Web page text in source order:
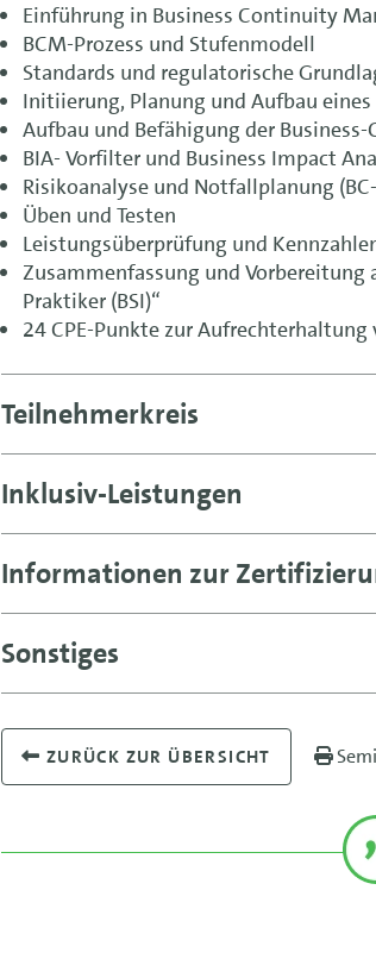
Einführung in Business Continuity
BCM-Prozess und Stufenmodell
Standards und regulatorische
Initiierung, Planung und Aufbau
Aufbau und Befähigung der
BIA- Vorfilter und Business Impact
Risikoanalyse und Notfallplanung
Üben und Testen
Leistungsüberprüfung und
Zusammenfassung und
Praktiker (BSI)“
24 CPE-Punkte zur
Teilnehmerkreis
Inklusiv-Leistungen
Informationen zur
Sonstiges
ZURÜCK ZUR ÜBERSICHT